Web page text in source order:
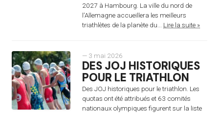
2027 à Hambourg. La ville du nord de
l’Allemagne accueillera les meilleurs
triathlètes de la planète du... Lire la suite »
— 3 mai 2026
DES JOJ HISTORIQUES
POUR LE TRIATHLON
Des JOJ historiques pour le triathlon. Les
quotas ont été attribués et 63 comités
nationaux olympiques figurent sur la liste